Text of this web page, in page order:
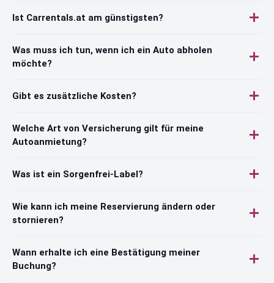
Ist Carrentals.at am günstigsten?
Was muss ich tun, wenn ich ein Auto abholen
möchte?
Gibt es zusätzliche Kosten?
Welche Art von Versicherung gilt für meine
Autoanmietung?
Was ist ein Sorgenfrei-Label?
Wie kann ich meine Reservierung ändern oder
stornieren?
Wann erhalte ich eine Bestätigung meiner
Buchung?